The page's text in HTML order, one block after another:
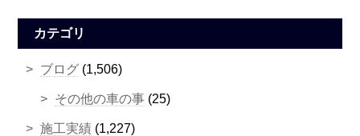
カテゴリ
ブログ (1,506)
その他の車の事 (25)
施工実績 (1,227)